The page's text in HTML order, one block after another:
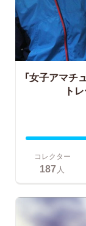
「女子アマチ
ト
コレクター
187 人